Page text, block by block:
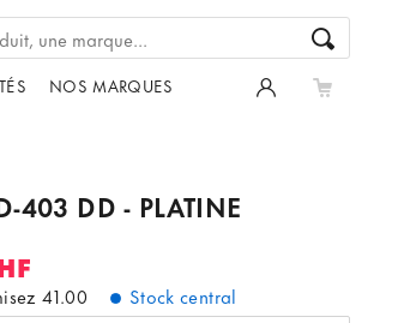
NOS MARQUES
403 DD - PLATINE
41.00
Stock central